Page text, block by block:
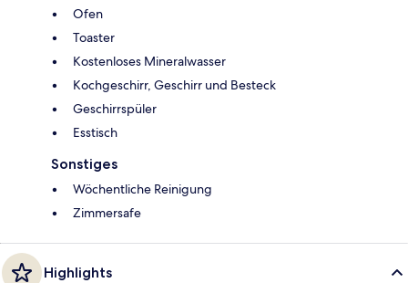
Ofen
Toaster
Kostenloses Mineralwasser
Kochgeschirr, Geschirr und Besteck
Geschirrspüler
Esstisch
Sonstiges
Wöchentliche Reinigung
Zimmersafe
Highlights